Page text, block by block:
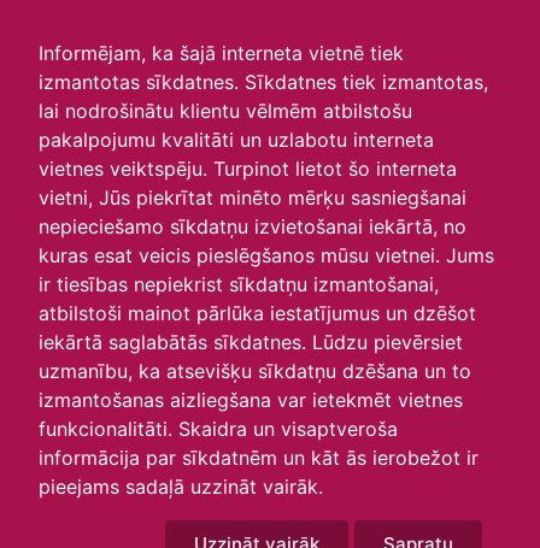
Informējam, ka šajā interneta vietnē tiek
izmantotas sīkdatnes. Sīkdatnes tiek izmantotas,
lai nodrošinātu klientu vēlmēm atbilstošu
pakalpojumu kvalitāti un uzlabotu interneta
vietnes veiktspēju. Turpinot lietot šo interneta
vietni, Jūs piekrītat minēto mērķu sasniegšanai
nepieciešamo sīkdatņu izvietošanai iekārtā, no
kuras esat veicis pieslēgšanos mūsu vietnei. Jums
ir tiesības nepiekrist sīkdatņu izmantošanai,
atbilstoši mainot pārlūka iestatījumus un dzēšot
iekārtā saglabātās sīkdatnes. Lūdzu pievērsiet
uzmanību, ka atsevišķu sīkdatņu dzēšana un to
izmantošanas aizliegšana var ietekmēt vietnes
funkcionalitāti. Skaidra un visaptveroša
informācija par sīkdatnēm un kāt ās ierobežot ir
pieejams sadaļā uzzināt vairāk.
Skats :
Aktuālie
Šodien Šonedēļ
Šomēnes
Arhīvs
O T S